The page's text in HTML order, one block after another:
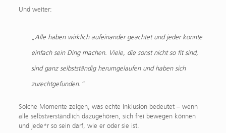
Und weiter:
„Alle haben wirklich aufeinander geachtet und jeder konnte
einfach sein Ding machen. Viele, die sonst nicht so fit sind,
sind ganz selbstständig herumgelaufen und haben sich
zurechtgefunden.“
Solche Momente zeigen, was echte Inklusion bedeutet – wenn
alle selbstverständlich dazugehören, sich frei bewegen können
und jede*r so sein darf, wie er oder sie ist.